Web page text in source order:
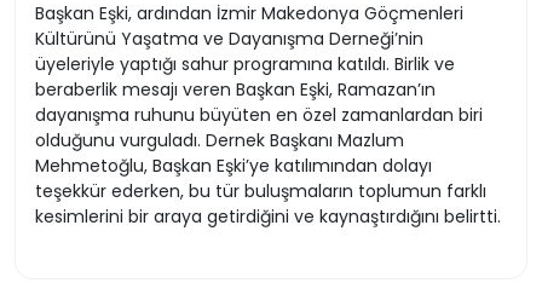
Başkan Eşki, ardından İzmir Makedonya Göçmenleri
Kültürünü Yaşatma ve Dayanışma Derneği’nin
üyeleriyle yaptığı sahur programına katıldı. Birlik ve
beraberlik mesajı veren Başkan Eşki, Ramazan’ın
dayanışma ruhunu büyüten en özel zamanlardan biri
olduğunu vurguladı. Dernek Başkanı Mazlum
Mehmetoğlu, Başkan Eşki’ye katılımından dolayı
teşekkür ederken, bu tür buluşmaların toplumun farklı
kesimlerini bir araya getirdiğini ve kaynaştırdığını belirtti.